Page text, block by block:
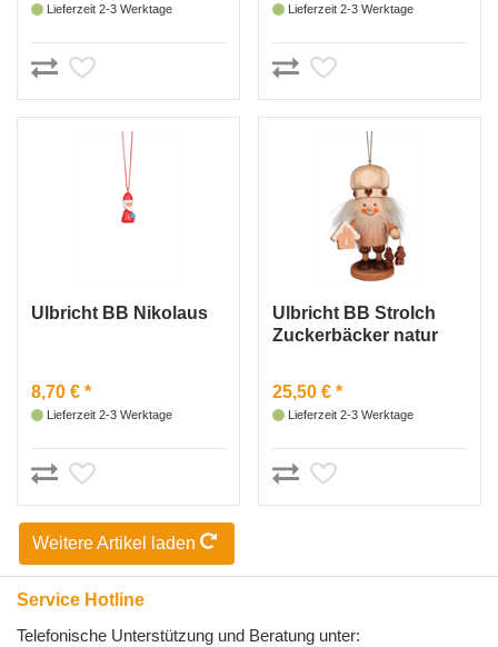
Lieferzeit 2-3 Werktage Lieferzeit 2-3 Werktage
Ulbricht BB Nikolaus
8,70 € *
Lieferzeit 2-3 Werktage
Ulbricht BB Strolch
Zuckerbäcker natur
25,50 € *
Lieferzeit 2-3 Werktage
Weitere Artikel laden
Service Hotline
Telefonische Unterstützung und Beratung unter: